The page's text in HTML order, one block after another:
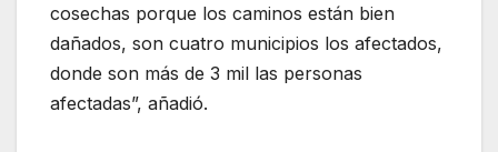
cosechas porque los caminos están bien
dañados, son cuatro municipios los afectados,
donde son más de 3 mil las personas
afectadas”, añadió.